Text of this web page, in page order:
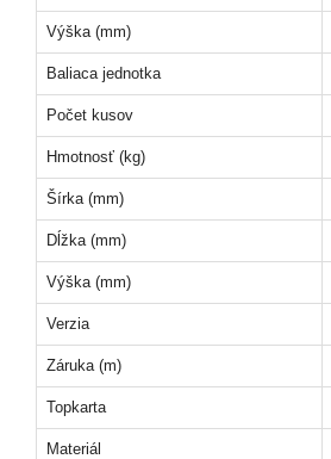
Výška (mm)
Baliaca jednotka
Počet kusov
Hmotnosť (kg)
Šírka (mm)
Dĺžka (mm)
Výška (mm)
Verzia
Záruka (m)
Topkarta
Materiál